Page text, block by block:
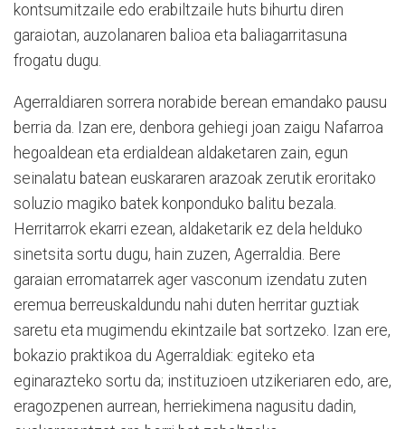
kontsumitzaile edo erabiltzaile huts bihurtu diren
garaiotan, auzolanaren balioa eta baliagarritasuna
frogatu dugu.
Agerraldiaren sorrera norabide berean emandako pausu
berria da. Izan ere, denbora gehiegi joan zaigu Nafarroa
hegoaldean eta erdialdean aldaketaren zain, egun
seinalatu batean euskararen arazoak zerutik eroritako
soluzio magiko batek konponduko balitu bezala.
Herritarrok ekarri ezean, aldaketarik ez dela helduko
sinetsita sortu dugu, hain zuzen, Agerraldia. Bere
garaian erromatarrek ager vasconum izendatu zuten
eremua berreuskaldundu nahi duten herritar guztiak
saretu eta mugimendu ekintzaile bat sortzeko. Izan ere,
bokazio praktikoa du Agerraldiak: egiteko eta
eginarazteko sortu da; instituzioen utzikeriaren edo, are,
eragozpenen aurrean, herriekimena nagusitu dadin,